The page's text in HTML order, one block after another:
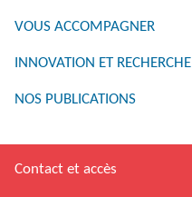
VOUS ACCOMPAGNER
INNOVATION ET RECHERCHE
NOS PUBLICATIONS
Contact et accès